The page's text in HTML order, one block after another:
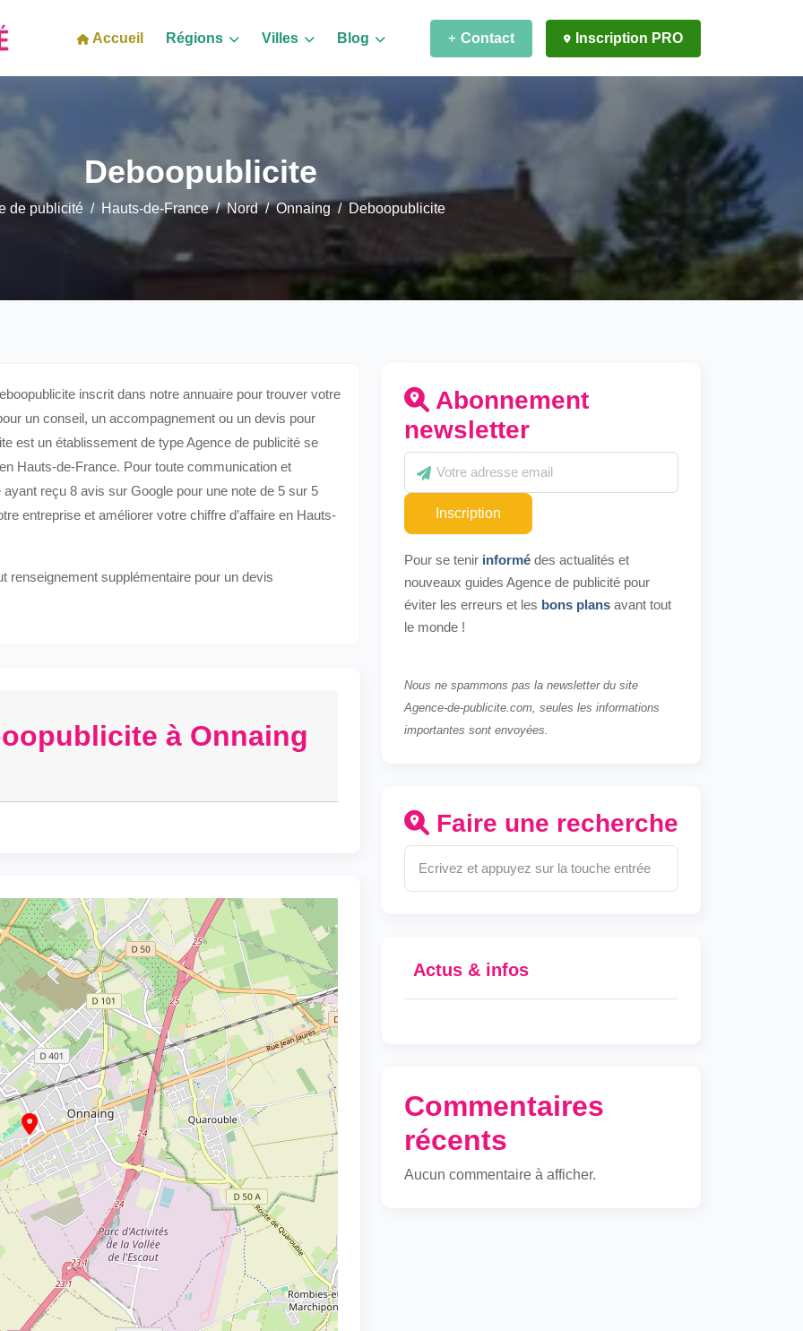
Accueil Régions Villes Blog Contact Inscription PRO
Deboopublicite
de publicité Hauts-de-France Nord Onnaing Deboopublicite
inscrit dans notre annuaire pour trouver votre
un conseil, un accompagnement ou un devis pour
est un établissement de type Agence de publicité se
Hauts-de-France. Pour toute communication et
reçu 8 avis sur Google pour une note de 5 sur 5
entreprise et améliorer votre chiffre d’affaire en Hauts-
renseignement supplémentaire pour un devis
à Onnaing
Abonnement
newsletter
Inscription
Pour se tenir informé des actualités et
nouveaux guides Agence de publicité pour
éviter les erreurs et les bons plans avant tout
le monde !
Nous ne spammons pas la newsletter du site
Agence-de-publicite.com, seules les informations
importantes sont envoyées.
Faire une recherche
Actus & infos
Commentaires
récents
Aucun commentaire à afficher.